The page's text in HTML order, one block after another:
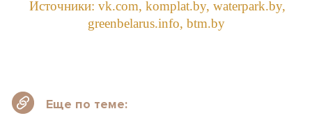
Источники: vk.com, komplat.by, waterpark.by,
greenbelarus.info, btm.by
Еще по теме: